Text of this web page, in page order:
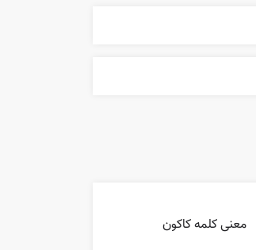
معنی کلمه کاکون